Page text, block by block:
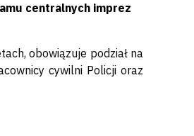
centralnych imprez
obowiązuje podział na
cywilni Policji oraz